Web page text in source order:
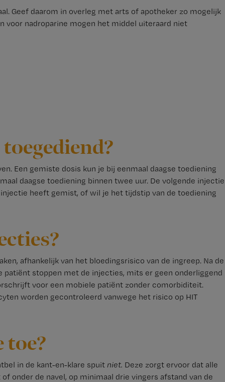
Geef daarom in overleg met arts of apotheker zo mogelijk
voor nadroparine mogen het middel uiteraard niet
Een gemiste dosis kun je bij eenmaal daagse toediening
daagse toediening binnen twee uur. De volgende injectie
heeft gemist, of wil je het tijdstip van de toediening
afhankelijk van het bloedingsrisico van de ingreep. Na de
stoppen met de injecties, mits er geen onderliggend
voor een mobiele patiënt zonder comorbiditeit.
worden gecontroleerd vanwege het risico op HIT
toe?
in de kant-en-klare spuit niet. Deze zorgt ervoor dat alle
onder de navel, op minimaal drie vingers afstand van de